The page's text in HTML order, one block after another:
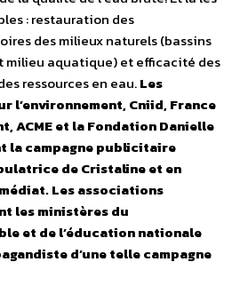
: restauration des
des milieux naturels (bassins
milieu aquatique) et efficacité des
ressources en eau.Les
l’environnement, Cniid, France
ACME et la Fondation Danielle
la campagne publicitaire
de Cristaline et en
Les associations
les ministères du
et de l’éducation nationale
d’une telle campagne